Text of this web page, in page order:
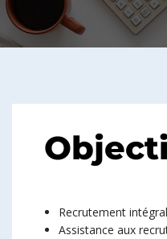
Recrutement
Assistance aux